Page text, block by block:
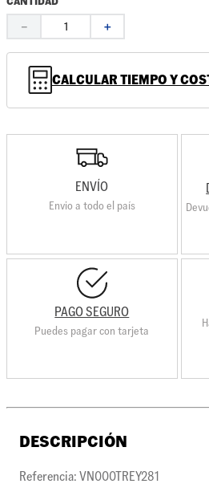
＋
－
CALCULAR TIEMPO Y
ENVÍO
Envio a todo el país
PAGO SEGURO
Puedes pagar con tarjeta
DESCRIPCIÓN
Referencia: VN000TREY281